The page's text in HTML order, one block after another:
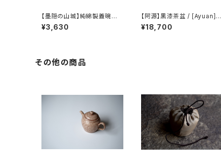
【墨隠の山城】純綿製蓋碗袋
内【 【 墨隐の山城 】香雲紗 植
物染仕覆 めカップ袋 【 Ink &
¥3,630
【阿源】黒漆茶盆 / [Ayuan] B
lack Lacquer Tea Tray
¥18,700
その他の商品